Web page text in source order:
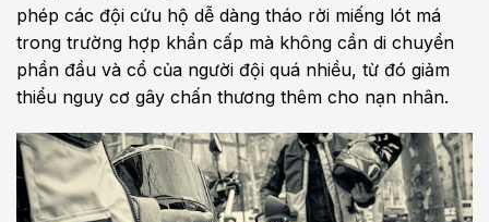
phép các đội cứu hộ dễ dàng tháo rời miếng lót má
trong trường hợp khẩn cấp mà không cần di chuyển
phần đầu và cổ của người đội quá nhiều, từ đó giảm
thiểu nguy cơ gây chấn thương thêm cho nạn nhân.